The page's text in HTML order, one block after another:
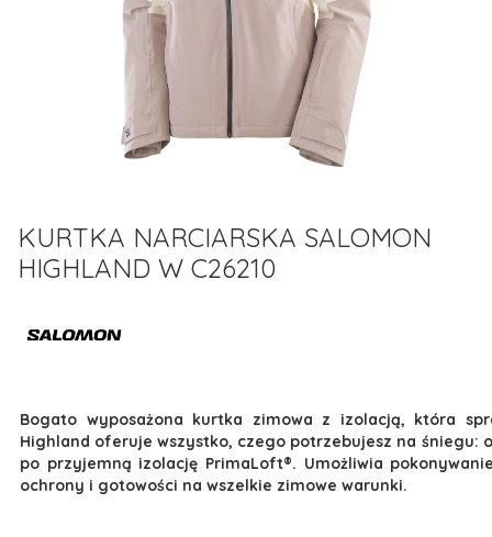
KURTKA NARCIARSKA SALOMON
HIGHLAND W C26210
Bogato wyposażona kurtka zimowa z izolacją, która
Highland oferuje wszystko, czego potrzebujesz na śniegu:
po przyjemną izolację PrimaLoft®. Umożliwia
ochrony i gotowości na wszelkie zimowe warunki.